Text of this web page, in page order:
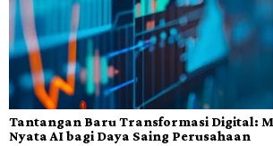
Tantangan Baru Transformasi Digital:
Nyata AI bagi Daya Saing Perusahaan